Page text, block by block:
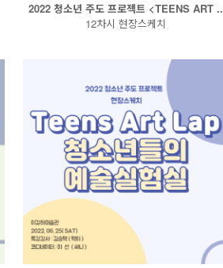
2022 청소년 주도 프로젝트 <TEENS ART ..
12차시 현장스케치